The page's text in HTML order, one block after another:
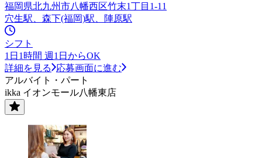
福岡県北九州市八幡西区竹末1丁目1-11
穴生駅、森下(福岡)駅、陣原駅
シフト
1日1時間 週1日からOK
詳細を見る
応募画面に進む
アルバイト・パート
ikka イオンモール八幡東店